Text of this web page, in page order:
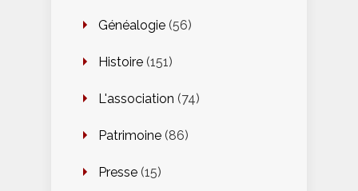
Généalogie (56)
Histoire (151)
L'association (74)
Patrimoine (86)
Presse (15)